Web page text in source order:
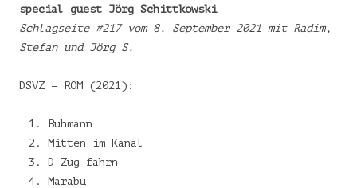
special guest Jörg Schittkowski
Schlagseite #217 vom 8. September 2021 mit Radim,
Stefan und Jörg S.
DSVZ – ROM (2021):
Buhmann
Mitten im Kanal
D-Zug fahrn
Marabu